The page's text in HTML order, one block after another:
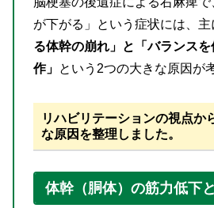
が下がる」という症状には、主
る体幹の崩れ」と「バランス
作」 という2つの大きな原因が
リハビリテーションの視点か
な原因を整理しました。
体幹（胴体）の筋力低下